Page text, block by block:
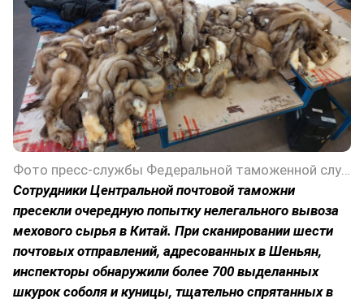
Фото пресс-службы Федеральной таможенной службы РФ
Сотрудники Центральной почтовой таможни
пресекли очередную попытку нелегального вывоза
мехового сырья в Китай. При сканировании шести
почтовых отправлений, адресованных в Шеньян,
инспекторы обнаружили более 700 выделанных
шкурок соболя и куницы, тщательно спрятанных в